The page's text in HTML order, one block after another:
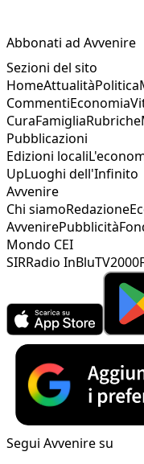
Abbonati ad Avvenire
Sezioni del sito
HomeAttualitàPolitica
CommentiEconomia
CuraFamigliaRubriche
Pubblicazioni
Edizioni locali
UpLuoghi dell'Infinito
Avvenire
Chi siamoRedazione
AvvenirePubblicità
Mondo CEI
SIRRadio InBluTV2000
Segui Avvenire su